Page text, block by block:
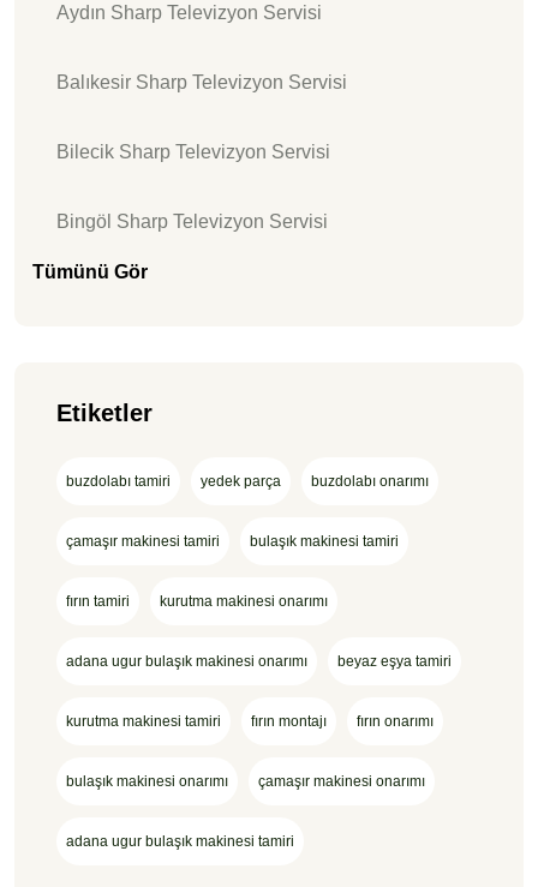
Aydın Sharp Televizyon Servisi
Balıkesir Sharp Televizyon Servisi
Bilecik Sharp Televizyon Servisi
Bingöl Sharp Televizyon Servisi
Tümünü Gör
Etiketler
buzdolabı tamiri yedek parça buzdolabı onarımı
çamaşır makinesi tamiri bulaşık makinesi tamiri
fırın tamiri kurutma makinesi onarımı
adana ugur bulaşık makinesi onarımı beyaz eşya tamiri
kurutma makinesi tamiri fırın montajı fırın onarımı
bulaşık makinesi onarımı çamaşır makinesi onarımı
adana ugur bulaşık makinesi tamiri